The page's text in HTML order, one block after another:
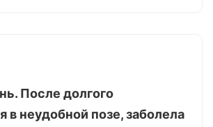
После долгого
в неудобной позе, заболела